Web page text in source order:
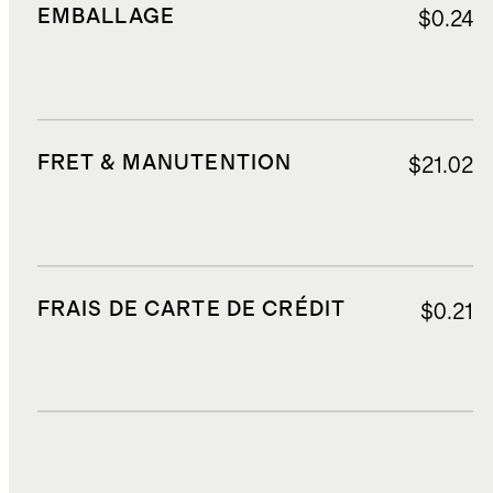
EMBALLAGE $0.24
FRET & MANUTENTION $21.02
FRAIS DE CARTE DE CRÉDIT $0.21